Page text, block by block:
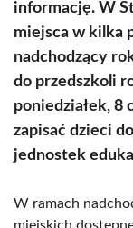
informację. W
miejsca w kilka
nadchodzący
do przedszkoli
poniedziałek, 8
zapisać dzieci
jednostek
W ramach